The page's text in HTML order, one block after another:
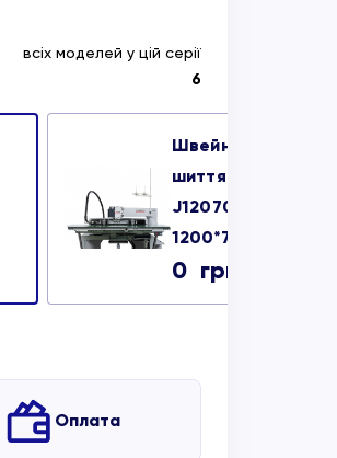
всіх моделей у цій серії
6
Швейна машина
шиття Mitsubishi
J12070R3 з
1200*700мм
0 грн
Оплата